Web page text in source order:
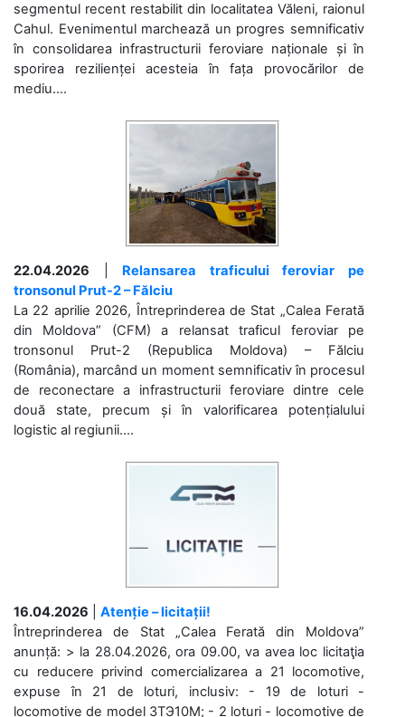
segmentul recent restabilit din localitatea Văleni, raionul
Cahul. Evenimentul marchează un progres semnificativ
în consolidarea infrastructurii feroviare naționale și în
sporirea rezilienței acesteia în fața provocărilor de
mediu....
22.04.2026
Relansarea traficului feroviar pe
tronsonul Prut-2 – Fălciu
La 22 aprilie 2026, Întreprinderea de Stat „Calea Ferată
din Moldova” (CFM) a relansat traficul feroviar pe
tronsonul Prut-2 (Republica Moldova) – Fălciu
(România), marcând un moment semnificativ în procesul
de reconectare a infrastructurii feroviare dintre cele
două state, precum și în valorificarea potențialului
logistic al regiunii....
16.04.2026
Atenție – licitații!
Întreprinderea de Stat „Calea Ferată din Moldova”
anunță: > la 28.04.2026, ora 09.00, va avea loc licitaţia
cu reducere privind comercializarea a 21 locomotive,
expuse în 21 de loturi, inclusiv: - 19 de loturi -
locomotive de model 3ТЭ10М; - 2 loturi - locomotive de